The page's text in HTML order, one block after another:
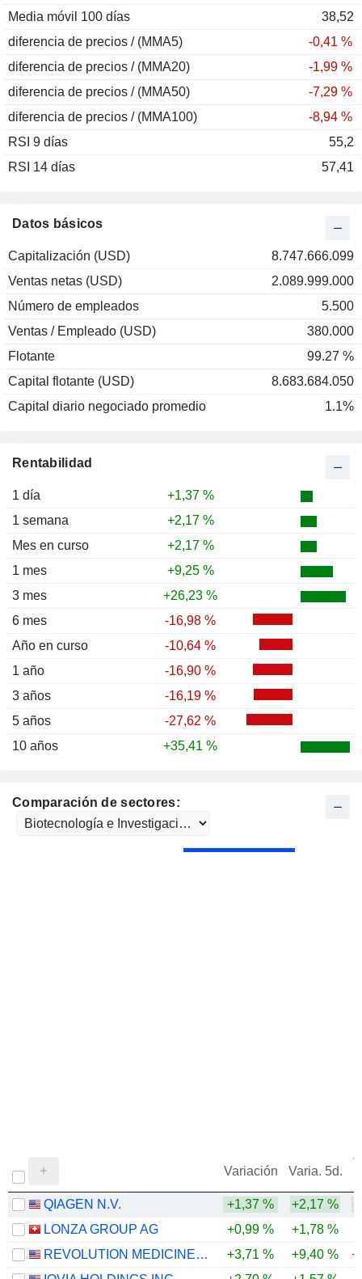
Rentabilidad
1 día
+1,37 %
1 semana
+2,17 %
Mes en curso
+2,17 %
1 mes
+9,25 %
3 mes
+26,23 %
6 mes
-16,98 %
Año en curso
-10,64 %
1 año
-16,90 %
3 años
-16,19 %
5 años
-27,62 %
10 años
+35,41 %
Datos básicos
Capitalización (USD)
8.747.666.099
Ventas netas (USD)
2.089.999.000
Número de empleados
5.500
Ventas / Empleado (USD)
380.000
Flotante
99.27 %
Capital flotante (USD)
8.683.684.050
Capital diario negociado promedio
1.1%
Media móvil 100 días
38,52
diferencia de precios / (MMA5)
-0,41 %
diferencia de precios / (MMA20)
-1,99 %
diferencia de precios / (MMA50)
-7,29 %
diferencia de precios / (MMA100)
-8,94 %
RSI 9 días
55,2
RSI 14 días
57,41
Comparación de sectores:
Variación Varia. 5d.
QIAGEN N.V. +1,37 % +2,17 %
LONZA GROUP AG
+0,99 % +1,78 %
REVOLUTION MEDICINES, INC.
+3,71 % +9,40 %
2008
2007
+39,13 %
2006
+28,77 %
2005
+7,31 %
2004
-8,44 %
2003
2002
2000
1998